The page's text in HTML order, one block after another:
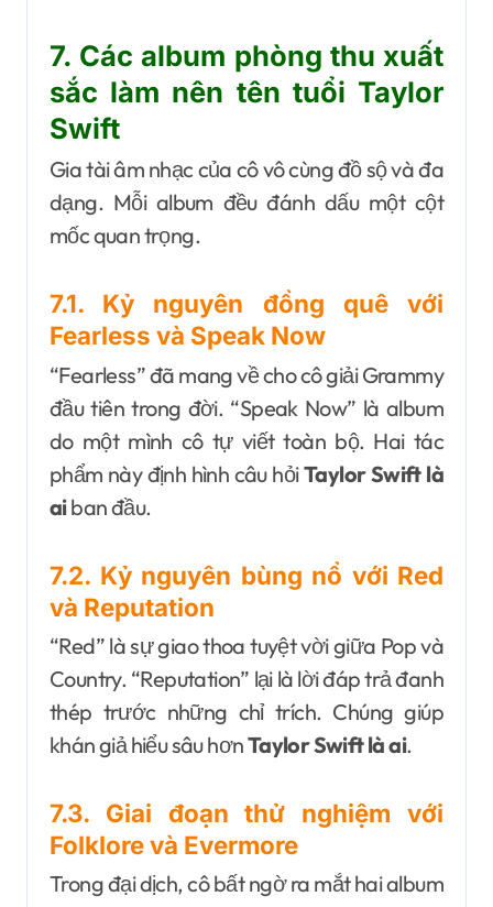
7. Các album phòng thu xuất
sắc làm nên tên tuổi Taylor
Swift
Gia tài âm nhạc của cô vô cùng đồ sộ và đa
dạng. Mỗi album đều đánh dấu một cột
mốc quan trọng.
7.1. Kỷ nguyên đồng quê với
Fearless và Speak Now
“Fearless” đã mang về cho cô giải Grammy
đầu tiên trong đời. “Speak Now” là album
do một mình cô tự viết toàn bộ. Hai tác
phẩm này định hình câu hỏiTaylor Swift là
aiban đầu.
7.2. Kỷ nguyên bùng nổ với Red
và Reputation
“Red” là sự giao thoa tuyệt vời giữa Pop và
Country. “Reputation” lại là lời đáp trả đanh
thép trước những chỉ trích. Chúng giúp
khán giả hiểu sâu hơnTaylor Swift là ai.
7.3. Giai đoạn thử nghiệm với
Folklore và Evermore
Trong đại dịch, cô bất ngờ ra mắt hai album